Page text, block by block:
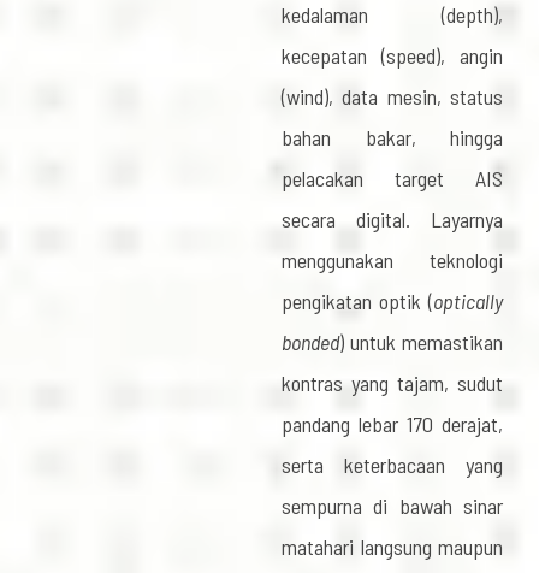
kedalaman (depth),
kecepatan (speed), angin
(wind), data mesin, status
bahan bakar, hingga
pelacakan target AIS
secara digital. Layarnya
menggunakan teknologi
pengikatan optik (optically
bonded) untuk memastikan
kontras yang tajam, sudut
pandang lebar 170 derajat,
serta keterbacaan yang
sempurna di bawah sinar
matahari langsung maupun